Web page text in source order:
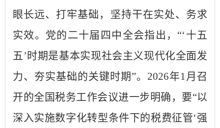
眼长远、打牢基础，坚持干在实处、务求
实效。党的二十届四中全会指出，“‘十五
五’时期是基本实现社会主义现代化全面发
力、夯实基础的关键时期”。2026年1月召
开的全国税务工作会议进一步明确，要“以
深入实施数字化转型条件下的税费征管‘强